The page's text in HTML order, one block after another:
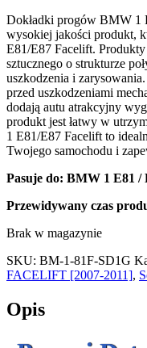
Dokładki progów BMW 1
wysokiej jakości produkt,
E81/E87 Facelift.
sztucznego o strukturze
uszkodzenia i
przed uszkodzeniami
dodają autu atrakcyjny
produkt jest łatwy w
1 E81/E87 Facelift to
Twojego samochodu i
Pasuje do: BMW 1 E81 /
Przewidywany czas
Brak w magazynie
SKU: BM-1-81F-SD1G
FACELIFT [2007-2011],
Opis